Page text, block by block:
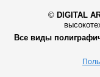
© DIGITAL
Все виды